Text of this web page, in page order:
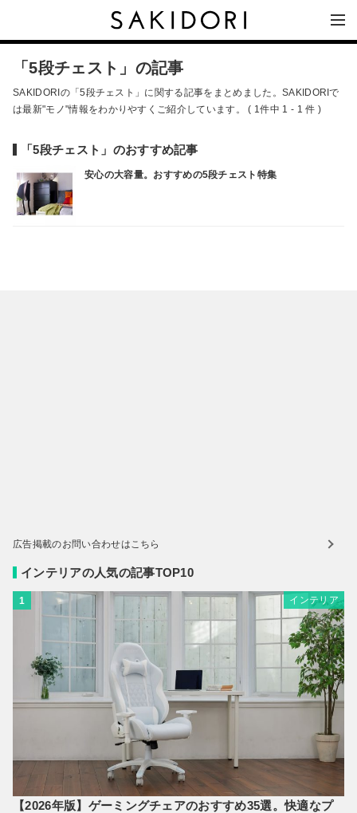
「5段チェスト」の記事
SAKIDORIの「5段チェスト」に関する記事をまとめました。SAKIDORIで
は最新"モノ"情報をわかりやすくご紹介しています。 ( 1件中 1 - 1 件 )
「5段チェスト」のおすすめ記事
安心の大容量。おすすめの5段チェスト特集
広告掲載のお問い合わせはこちら
インテリアの人気の記事TOP10
1 インテリア
【2026年版】ゲーミングチェアのおすすめ35選。快適なプ